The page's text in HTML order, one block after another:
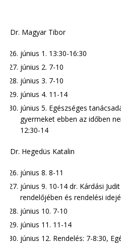
Dr. Magyar Tibor
június 1. 13:30-16:30
június 2. 7-10
június 3. 7-10
június 4. 11-14
június 5. Egészséges
gyermeket ebben az időben
12:30-14
Dr. Hegedüs Katalin
június 8. 8-11
június 9. 10-14 dr. Kárdási
rendelőjében és rendelési
június 10. 7-10
június 11. 11-14
június 12. Rendelés: 7-8:30,